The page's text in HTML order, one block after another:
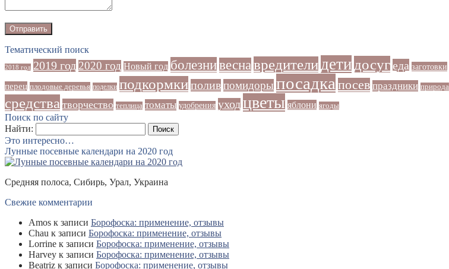
Тематический поиск
2018 год 2019 год 2020 год Новый год болезнивесна вредители дети досугеда заготовки
перец плодовые деревья поделки подкормкиполивпомидоры посадка посев праздники природа
средства творчество теплица томаты удобрения уходцветы яблони ягоды
Поиск по сайту
Найти:
Это интересно…
Лунные посевные календари на 2020 год
Средняя полоса, Сибирь, Урал, Украина
Свежие комментарии
Amos к записи Борофоска: применение, отзывы
Chau к записи Борофоска: применение, отзывы
Lorrine к записи Борофоска: применение, отзывы
Harvey к записи Борофоска: применение, отзывы
Beatriz к записи Борофоска: применение, отзывы